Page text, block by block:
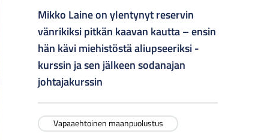
Mikko Laine on ylentynyt reservin
vänrikiksi pitkän kaavan kautta – ensin
hän kävi miehistöstä aliupseeriksi -
kurssin ja sen jälkeen sodanajan
johtajakurssin
Vapaaehtoinen maanpuolustus